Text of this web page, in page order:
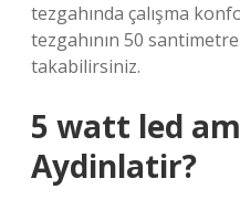
tezgahında çalışma
tezgahının 50
takabilirsiniz.
5 watt led
Aydinlatir?